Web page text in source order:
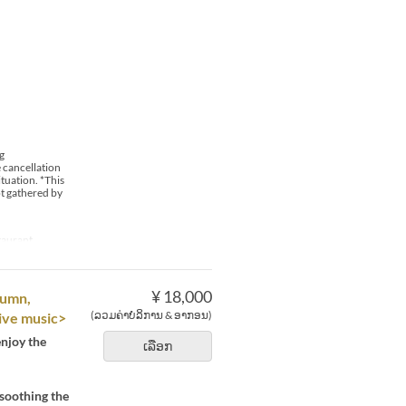
cancellation
*This
gathered by
¥ 18,000
(ລວມຄ່າບໍລິການ & ອາກອນ)
ເລືອກ
music>
the
the